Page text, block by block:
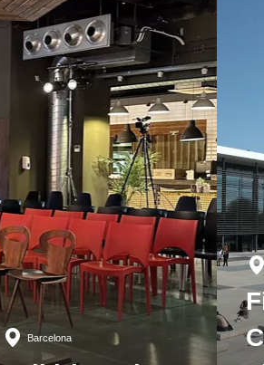
Barcelona